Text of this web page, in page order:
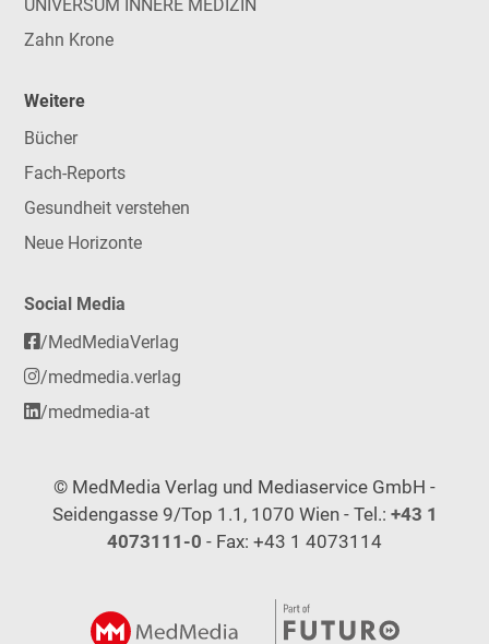
UNIVERSUM INNERE MEDIZIN
Zahn Krone
Weitere
Bücher
Fach-Reports
Gesundheit verstehen
Neue Horizonte
Social Media
/MedMediaVerlag
/medmedia.verlag
/medmedia-at
© MedMedia Verlag und Mediaservice GmbH -
Seidengasse 9/Top 1.1, 1070 Wien - Tel.: +43 1
4073111-0 - Fax: +43 1 4073114